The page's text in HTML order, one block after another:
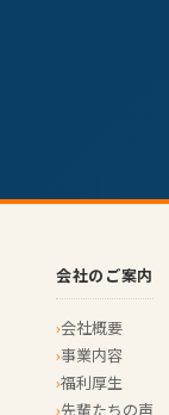
会社のご案内
会社概要
事業内容
福利厚生
先輩たちの声